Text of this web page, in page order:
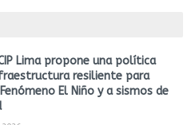
Lima propone una política
resiliente para
El Niño y a sismos de